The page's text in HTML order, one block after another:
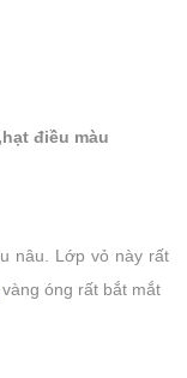
nâu. Lớp vỏ này rất
vàng óng rất bắt mắt